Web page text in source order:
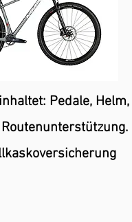
Pedale, Helm,
askoversicherung